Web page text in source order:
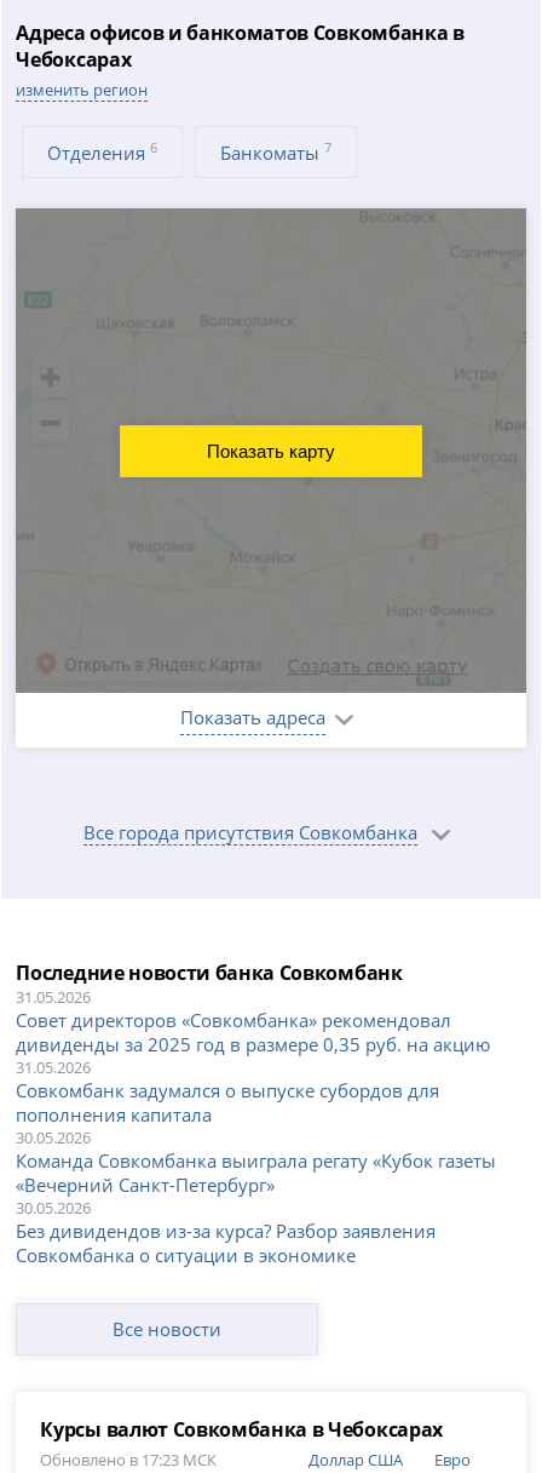
Адреса офисов и банкоматов Совкомбанка в
Чебоксарах
изменить регион
Отделения6 Банкоматы 7
Показать адреса
Показать карту
Все города присутствия Совкомбанка
Последние новости банка Совкомбанк
31.05.2026
Совет директоров «Совкомбанка» рекомендовал
дивиденды за 2025 год в размере 0,35 руб. на акцию
31.05.2026
Совкомбанк задумался о выпуске субордов для
пополнения капитала
30.05.2026
Команда Совкомбанка выиграла регату «Кубок газеты
«Вечерний Санкт-Петербург»
30.05.2026
Без дивидендов из-за курса? Разбор заявления
Совкомбанка о ситуации в экономике
Все новости
Курсы валют Совкомбанка в Чебоксарах
Обновлено в 17:23 МСК Доллар США Евро